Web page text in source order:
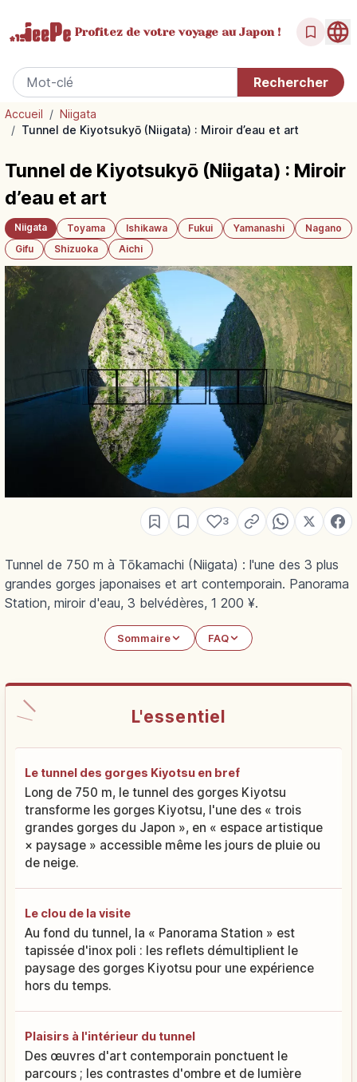
Profitez de votrevoyage au Japon !
Accueil / Niigata
/ Tunnel de Kiyotsukyō (Niigata) : Miroir d’eau et art
Tunnel de Kiyotsukyō (Niigata) : Miroir
d’eau et art
Niigata Toyama Ishikawa Fukui Yamanashi
Nagano
Gifu
Shizuoka Aichi
3
Tunnel de 750 m à Tōkamachi (Niigata) : l'une des 3 plus
grandes gorges japonaises et art contemporain. Panorama
Station, miroir d'eau, 3 belvédères, 1 200 ¥.
Sommaire FAQ
L'essentiel
Le tunnel des gorges Kiyotsu en bref
Long de 750 m, le tunnel des gorges Kiyotsu
transforme les gorges Kiyotsu, l'une des « trois
grandes gorges du Japon », en « espace artistique
× paysage » accessible même les jours de pluie ou
de neige.
Le clou de la visite
Au fond du tunnel, la « Panorama Station » est
tapissée d'inox poli : les reflets démultiplient le
paysage des gorges Kiyotsu pour une expérience
hors du temps.
Plaisirs à l'intérieur du tunnel
Des œuvres d'art contemporain ponctuent le
parcours ; les contrastes d'ombre et de lumière